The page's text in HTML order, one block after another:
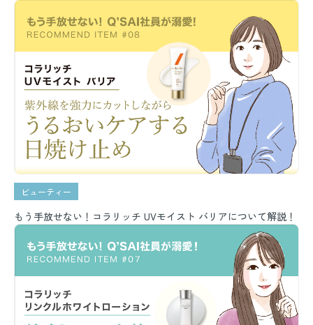
ビューティー
もう手放せない！コラリッチ UVモイスト バリアについて解説！